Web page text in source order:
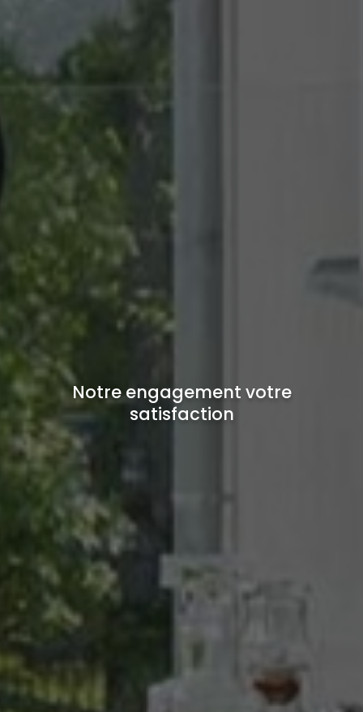
Notre engagement votre
satisfaction